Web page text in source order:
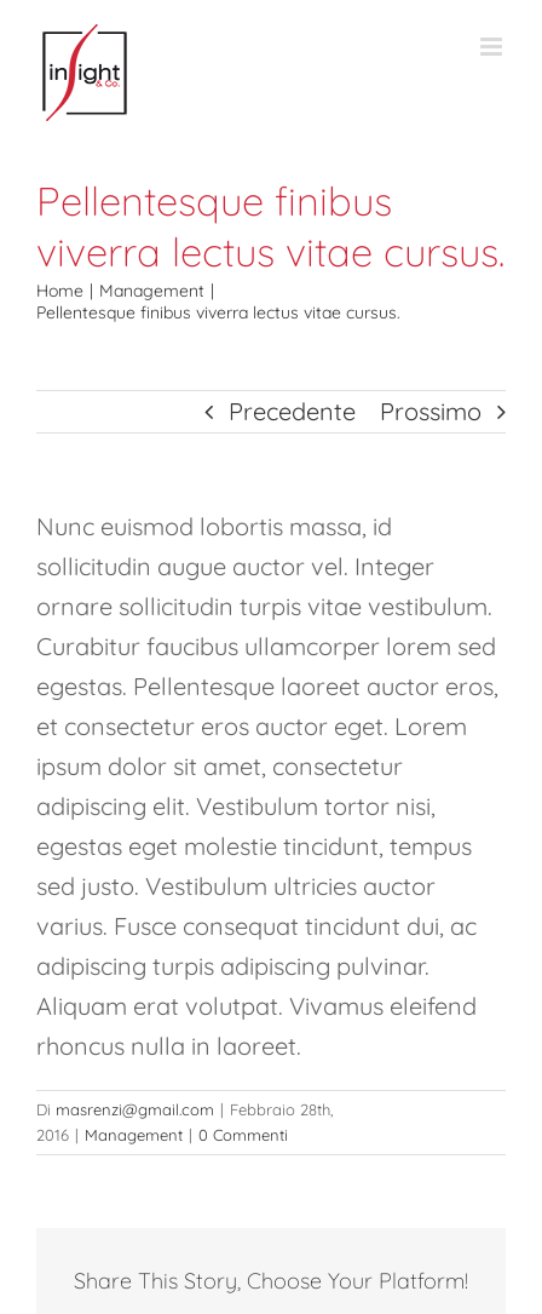
contenuto
Pellentesque finibus
viverra lectus vitae cursus.
Home
Management
Pellentesque finibus viverra lectus vitae cursus.
Precedente Prossimo
Nunc euismod lobortis massa, id
sollicitudin augue auctor vel. Integer
ornare sollicitudin turpis vitae vestibulum.
Curabitur faucibus ullamcorper lorem sed
egestas. Pellentesque laoreet auctor eros,
et consectetur eros auctor eget. Lorem
ipsum dolor sit amet, consectetur
adipiscing elit. Vestibulum tortor nisi,
egestas eget molestie tincidunt, tempus
sed justo. Vestibulum ultricies auctor
varius. Fusce consequat tincidunt dui, ac
adipiscing turpis adipiscing pulvinar.
Aliquam erat volutpat. Vivamus eleifend
rhoncus nulla in laoreet.
Di masrenzi@gmail.com | Febbraio 28th,
2016 | Management | 0 Commenti
Share This Story, Choose Your Platform!